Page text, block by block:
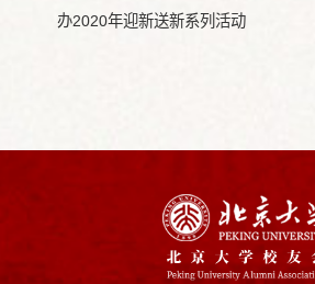
办2020年迎新送新系列活动